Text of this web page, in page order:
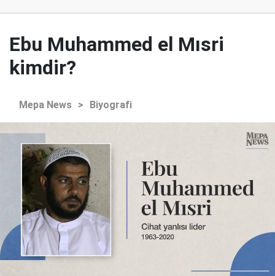
Ebu Muhammed el Mısri
kimdir?
Mepa News > Biyografi